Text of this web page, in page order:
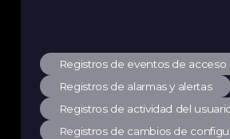
Registros de eventos de acceso
Registros de alarmas y alertas
Registros de actividad del
Registros de cambios de